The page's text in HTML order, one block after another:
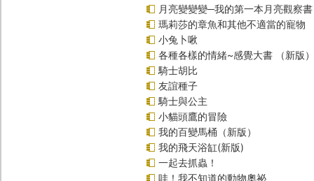
月亮變變變─我的第一本月亮觀察書
瑪莉莎的章魚和其他不適當的寵物
小兔卜啾
各種各樣的情緒~感覺大書 （新版）
騎士胡比
友誼種子
騎士與公主
小貓頭鷹的冒險
我的百變馬桶（新版）
我的飛天浴缸(新版)
一起去抓蟲！
哇！我不知道的動物奧祕